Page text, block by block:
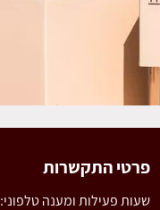
פרטי התקשרות
שעות פעילות ומענה טלפוני: